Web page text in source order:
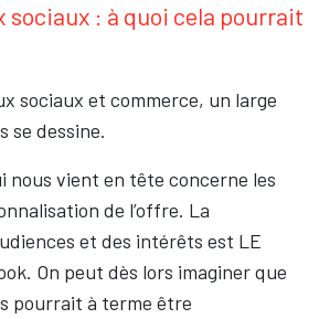
sociaux : à quoi cela pourrait
sociaux et commerce, un large
se dessine.
nous vient en tête concerne les
de l’offre. La
et des intérêts est LE
On peut dès lors imaginer que
pourrait à terme être